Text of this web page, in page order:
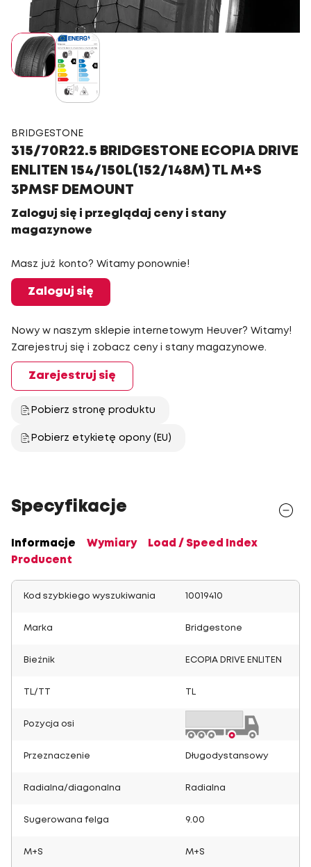
BRIDGESTONE
315/70R22.5 BRIDGESTONE ECOPIA DRIVE
ENLITEN 154/150L(152/148M) TL M+S
3PMSF DEMOUNT
Zaloguj się i przeglądaj ceny i stany
magazynowe
Masz już konto? Witamy ponownie!
Zaloguj się
Nowy w naszym sklepie internetowym Heuver? Witamy!
Zarejestruj się i zobacz ceny i stany magazynowe.
Zarejestruj się
Pobierz stronę produktu
Pobierz etykietę opony (EU)
Specyfikacje
Informacje Wymiary
Load / Speed Index
Producent
Kod szybkiego wyszukiwania 10019410
Marka Bridgestone
Bieżnik ECOPIA DRIVE ENLITEN
TL/TT
Pozycja osi
Przeznaczenie Długodystansowy
Radialna/diagonalna Radialna
Sugerowana felga 9.00
M+S M+S